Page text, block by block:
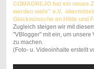
COMADREJO hat ein neues
werden wahr" e.V.
Glückwünsche an Hilde und
Zugleich steigen wir mit
"VBlogger" mit ein, um
zu machen.
(Foto- u. Videoinhalte erstellt